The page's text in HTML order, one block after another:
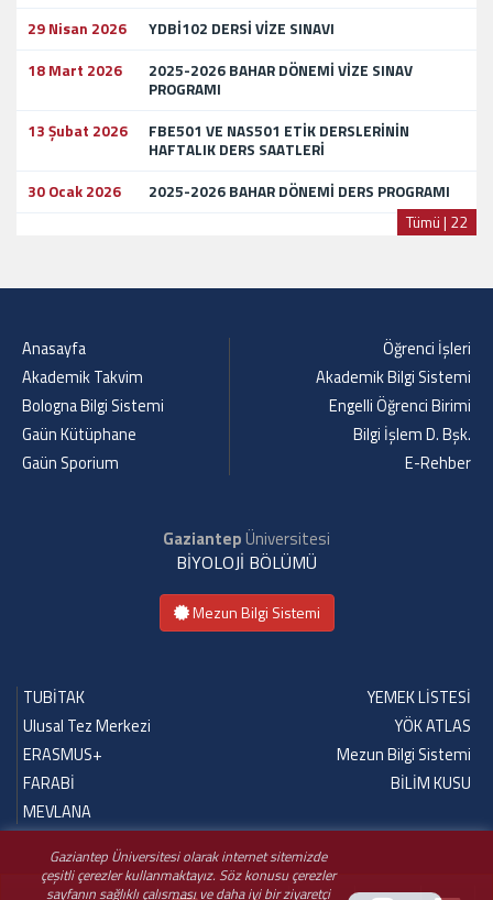
Gaziantep Üniversitesi olarak internet sitemizde
çeşitli çerezler kullanmaktayız. Söz konusu çerezler
sayfanın sağlıklı çalışması ve daha iyi bir ziyaretçi
29 Nisan 2026
YDBİ102 DERSİ VİZE SINAVI
18 Mart 2026
2025-2026 BAHAR DÖNEMİ VİZE SINAV
PROGRAMI
13 Şubat 2026
FBE501 VE NAS501 ETİK DERSLERİNİN
HAFTALIK DERS SAATLERİ
30 Ocak 2026
2025-2026 BAHAR DÖNEMİ DERS PROGRAMI
Tümü | 22
Anasayfa
Akademik Takvim
Bologna Bilgi Sistemi
Gaün Kütüphane
Gaün Sporium
Öğrenci İşleri
Akademik Bilgi Sistemi
Engelli Öğrenci Birimi
Bilgi İşlem D. Bşk.
E-Rehber
GaziantepÜniversitesi
BİYOLOJİ BÖLÜMÜ
Mezun Bilgi Sistemi
TUBİTAK
Ulusal Tez Merkezi
ERASMUS+
FARABİ
MEVLANA
YEMEK LİSTESİ
YÖK ATLAS
Mezun Bilgi Sistemi
BİLİM KUSU